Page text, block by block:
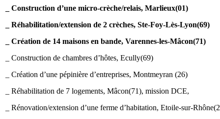
_ Construction d’une micro-crèche/relais, Marlieux(01)
_ Réhabilitation/extension de 2 crèches, Ste-Foy-Lès-Lyon(69)
_ Création de 14 maisons en bande, Varennes-les-Mâcon(71)
_ Construction de chambres d’hôtes, Ecully(69)
_ Création d’une pépinière d’entreprises, Montmeyran (26)
_ Réhabilitation de 7 logements, Mâcon(71), mission DCE,
_ Rénovation/extension d’une ferme d’habitation, Etoile-sur-